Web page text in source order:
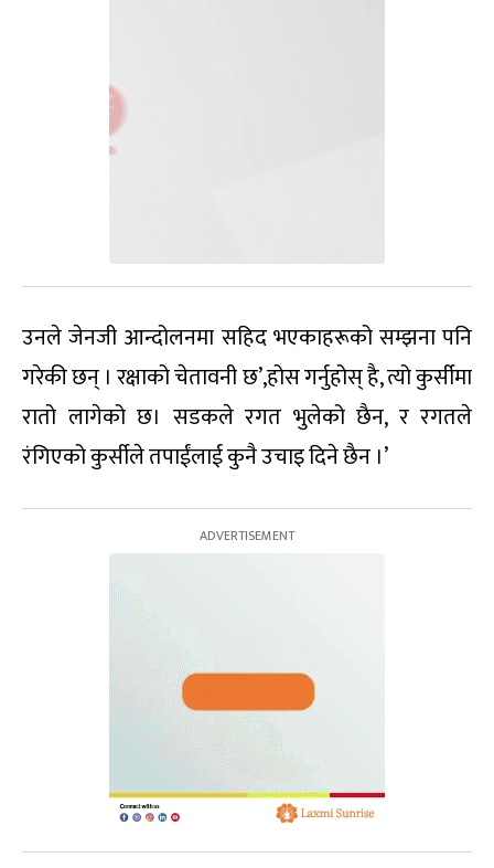
उनले जेनजी आन्दोलनमा सहिद भएकाहरूको सम्झना पनि
गरेकी छन् । रक्षाको चेतावनी छ’,होस गर्नुहोस् है, त्यो कुर्सीमा
रातो लागेको छ। सडकले रगत भुलेको छैन, र रगतले
रंगिएको कुर्सीले तपाईंलाई कुनै उचाइ दिने छैन ।’